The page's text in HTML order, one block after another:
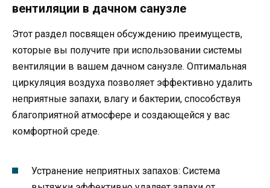
вентиляции в дачном санузле
Этот раздел посвящен обсуждению преимуществ,
которые вы получите при использовании системы
вентиляции в вашем дачном санузле. Оптимальная
циркуляция воздуха позволяет эффективно удалить
неприятные запахи, влагу и бактерии, способствуя
благоприятной атмосфере и создающейся у вас
комфортной среде.
Устранение неприятных запахов: Система